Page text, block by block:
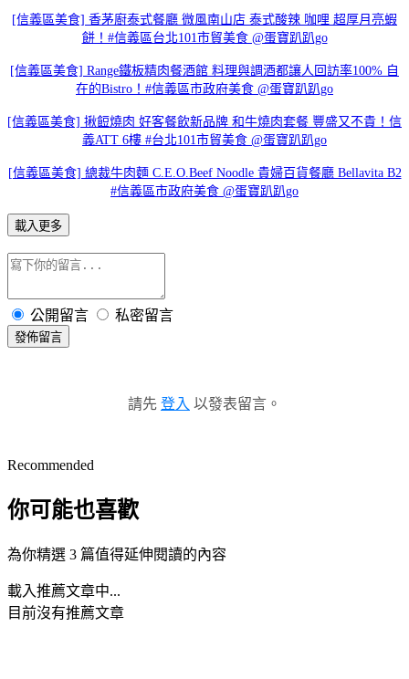
[信義區美食] 香茅廚泰式餐廳 微風南山店 泰式酸辣 咖哩 超厚月亮蝦
餅！#信義區台北101市貿美食 @蛋寶趴趴go
[信義區美食] Range鐵板精肉餐酒館 料理與調酒都讓人回訪率100% 自
在的Bistro！#信義區市政府美食 @蛋寶趴趴go
[信義區美食] 揪餖燒肉 好客餐飲新品牌 和牛燒肉套餐 豐盛又不貴！信
義ATT 6樓 #台北101市貿美食 @蛋寶趴趴go
[信義區美食] 總裁牛肉麵 C.E.O.Beef Noodle 貴婦百貨餐廳 Bellavita B2
#信義區市政府美食 @蛋寶趴趴go
載入更多
公開留言 私密留言
發佈留言
請先 登入 以發表留言。
Recommended
你可能也喜歡
為你精選 3 篇值得延伸閱讀的內容
載入推薦文章中...
目前沒有推薦文章